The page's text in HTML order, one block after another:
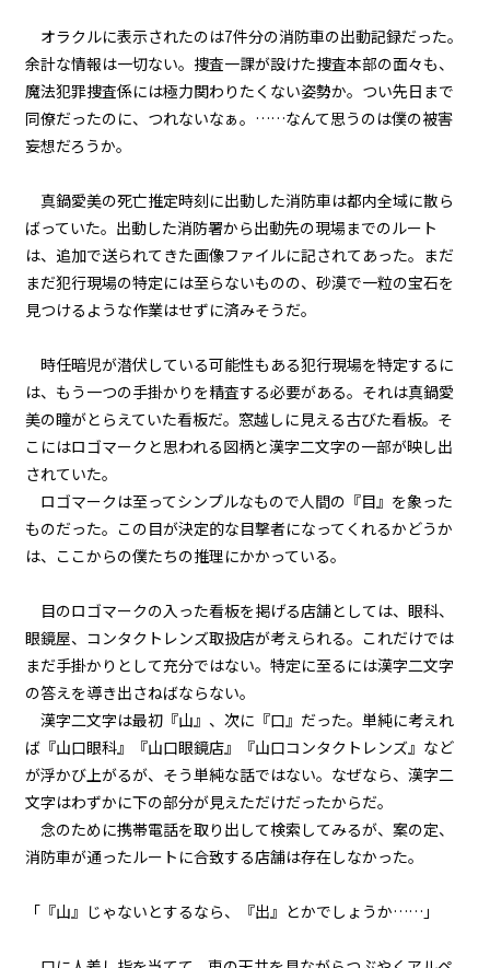
第１話
『Serial killer（連続殺人鬼）』
＜１６＞
＜１７＞
第１話
『Serial killer（連続殺人鬼）』
＜１８＞
『Serial killer（連続殺人鬼）』
＜１９＞
第１話
『Serial killer（連続殺人鬼）』
第１話
『Serial killer（連続殺人鬼）』
＜２１＞
第１話
『Serial killer（連続殺人鬼）』
＜２２＞
第１話
『Serial killer（連続殺人鬼）』
＜２３＞
第１話
『Serial killer（連続殺人鬼）』
＜２４＞
第２話
オラクルに表示されたのは7件分の消防車の出動記録だった。
余計な情報は一切ない。捜査一課が設けた捜査本部の面々も、
魔法犯罪捜査係には極力関わりたくない姿勢か。つい先日まで
同僚だったのに、つれないなぁ。……なんて思うのは僕の被害
妄想だろうか。
真鍋愛美の死亡推定時刻に出動した消防車は都内全域に散ら
ばっていた。出動した消防署から出動先の現場までのルート
は、追加で送られてきた画像ファイルに記されてあった。まだ
まだ犯行現場の特定には至らないものの、砂漠で一粒の宝石を
見つけるような作業はせずに済みそうだ。
時任暗児が潜伏している可能性もある犯行現場を特定するに
は、もう一つの手掛かりを精査する必要がある。それは真鍋愛
美の瞳がとらえていた看板だ。窓越しに見える古びた看板。そ
こにはロゴマークと思われる図柄と漢字二文字の一部が映し出
されていた。
ロゴマークは至ってシンプルなもので人間の『目』を象った
ものだった。この目が決定的な目撃者になってくれるかどうか
は、ここからの僕たちの推理にかかっている。
目のロゴマークの入った看板を掲げる店舗としては、眼科、
眼鏡屋、コンタクトレンズ取扱店が考えられる。これだけでは
まだ手掛かりとして充分ではない。特定に至るには漢字二文字
の答えを導き出さねばならない。
漢字二文字は最初『山』、次に『口』だった。単純に考えれ
ば『山口眼科』『山口眼鏡店』『山口コンタクトレンズ』など
が浮かび上がるが、そう単純な話ではない。なぜなら、漢字二
文字はわずかに下の部分が見えただけだったからだ。
念のために携帯電話を取り出して検索してみるが、案の定、
消防車が通ったルートに合致する店舗は存在しなかった。
「『山』じゃないとするなら、『出』とかでしょうか……」